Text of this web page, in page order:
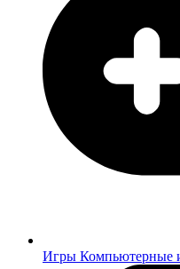
Игры Компьютерные